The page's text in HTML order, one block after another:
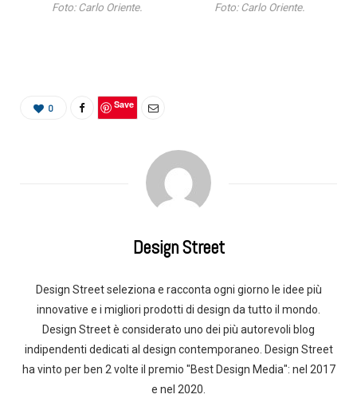
Foto: Carlo Oriente. Foto: Carlo Oriente.
0 Save
Design Street
Design Street seleziona e racconta ogni giorno le idee più
innovative e i migliori prodotti di design da tutto il mondo.
Design Street è considerato uno dei più autorevoli blog
indipendenti dedicati al design contemporaneo. Design Street
ha vinto per ben 2 volte il premio "Best Design Media": nel 2017
e nel 2020.